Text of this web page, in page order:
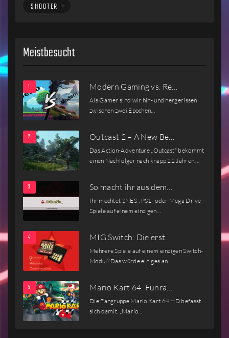
SHOOTER
Meistbesucht
Modern Gaming vs. Re…
Als Gamer sind wir hin- und hergerissen
zwischen zwei Epochen…
Outcast 2 – A New Be…
Das Action-Adventure „Outcast“ bekommt
einen Nachfolger nach knapp 22 Jahren.…
So macht ihr aus dem…
Ihr möchtet SNES-, PS1- oder Mega Drive-
Spiele auf einem einzigen…
MIG Switch: Die erst…
Mehrere Spiele auf einem einzigen Switch-
Modul? Das würde einiges an…
Mario Kart 64: Funra…
Die Fangruppe Mario Kart 64 HD befasst
sich damit, „Mario…